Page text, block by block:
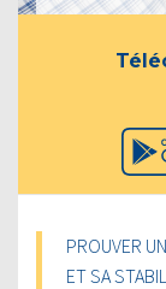
PROUVER
ET SA